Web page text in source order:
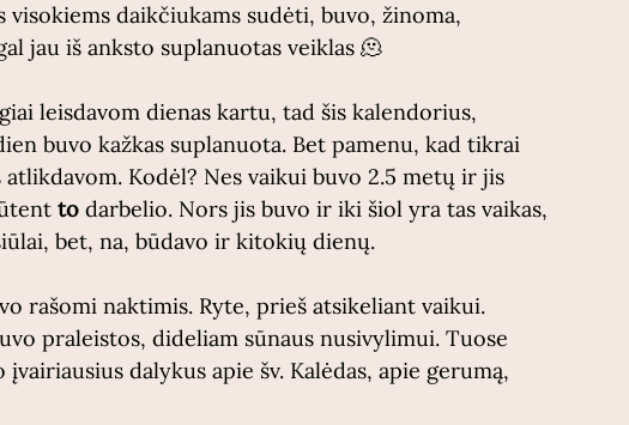
daikčiukams sudėti, buvo, žinoma,
jau iš anksto suplanuotas veiklas 🫠
leisdavom dienas kartu, tad šis kalendorius,
buvo kažkas suplanuota. Bet pamenu, kad tikrai
Kodėl? Nes vaikui buvo 2.5 metų ir jis
to darbelio. Nors jis buvo ir iki šiol yra tas vaikas,
bet, na, būdavo ir kitokių dienų.
rašomi naktimis. Ryte, prieš atsikeliant vaikui.
praleistos, dideliam sūnaus nusivylimui. Tuose
dalykus apie šv. Kalėdas, apie gerumą,